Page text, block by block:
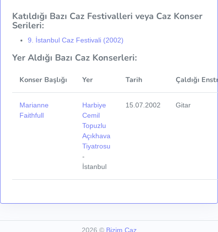
Katıldığı Bazı Caz Festivalleri veya Caz Konser
Serileri:
9. İstanbul Caz Festivali (2002)
Yer Aldığı Bazı Caz Konserleri:
Konser Başlığı Yer Tarih Çaldığı
Marianne
Faithfull
Harbiye
Cemil
Topuzlu
Açıkhava
Tiyatrosu
-
İstanbul
15.07.2002 Gitar
2026 © Bizim Caz